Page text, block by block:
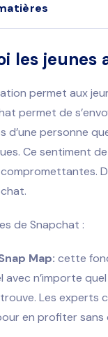
les jeunes
permet aux
permet de
d’une personne
Ce sentiment
de Snapchat :
Map: cette
avec n’importe
Les experts
en profiter sans